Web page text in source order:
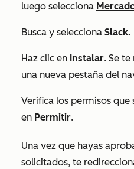
luego selecciona
Busca y selecciona Slack.
Haz clic en Instalar. Se
una nueva pestaña del
Verifica los permisos que
en Permitir.
Una vez que hayas
solicitados, te